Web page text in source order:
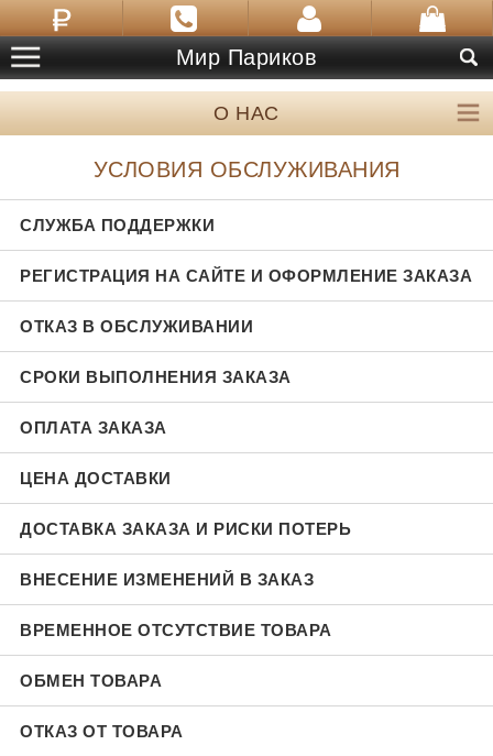
Мир Париков
О НАС
УСЛОВИЯ ОБСЛУЖИВАНИЯ
СЛУЖБА ПОДДЕРЖКИ
РЕГИСТРАЦИЯ НА САЙТЕ И ОФОРМЛЕНИЕ ЗАКАЗА
ОТКАЗ В ОБСЛУЖИВАНИИ
СРОКИ ВЫПОЛНЕНИЯ ЗАКАЗА
ОПЛАТА ЗАКАЗА
ЦЕНА ДОСТАВКИ
ДОСТАВКА ЗАКАЗА И РИСКИ ПОТЕРЬ
ВНЕСЕНИЕ ИЗМЕНЕНИЙ В ЗАКАЗ
ВРЕМЕННОЕ ОТСУТСТВИЕ ТОВАРА
ОБМЕН ТОВАРА
ОТКАЗ ОТ ТОВАРА